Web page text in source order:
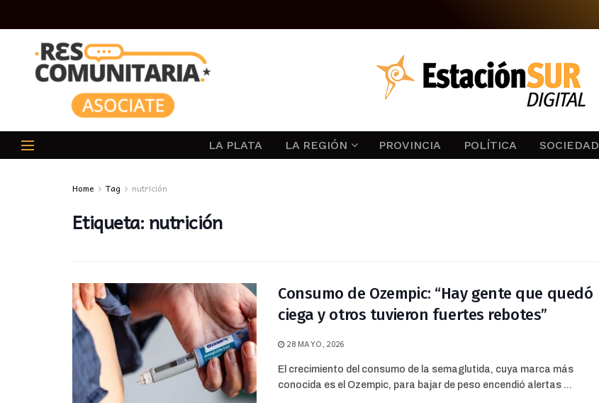
LA PLATA LA REGIÓN PROVINCIA POLÍTICA SOCIEDAD
Home Tag nutrición
Etiqueta:nutrición
Consumo de Ozempic: “Hay gente que quedó
ciega y otros tuvieron fuertes rebotes”
28 MAYO, 2026
El crecimiento del consumo de la semaglutida, cuya marca más
conocida es el Ozempic, para bajar de peso encendió alertas ...